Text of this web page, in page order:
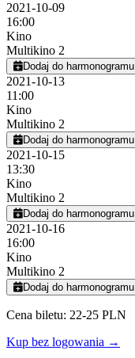
2021-10-09
16:00
Kino
Multikino 2
Dodaj do harmonogramu
2021-10-13
11:00
Kino
Multikino 2
Dodaj do harmonogramu
2021-10-15
13:30
Kino
Multikino 2
Dodaj do harmonogramu
2021-10-16
16:00
Kino
Multikino 2
Dodaj do harmonogramu
Cena biletu: 22-25 PLN
Kup bez logowania →